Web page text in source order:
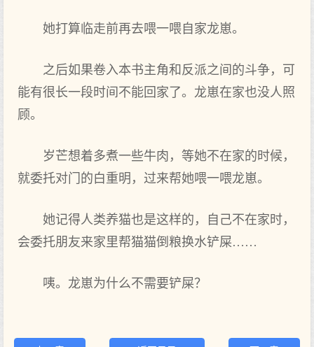
她打算临走前再去喂一喂自家龙崽。
之后如果卷入本书主角和反派之间的斗争，可
能有很长一段时间不能回家了。龙崽在家也没人照
顾。
岁芒想着多煮一些牛肉，等她不在家的时候，
就委托对门的白重明，过来帮她喂一喂龙崽。
她记得人类养猫也是这样的，自己不在家时，
会委托朋友来家里帮猫猫倒粮换水铲屎……
咦。龙崽为什么不需要铲屎？